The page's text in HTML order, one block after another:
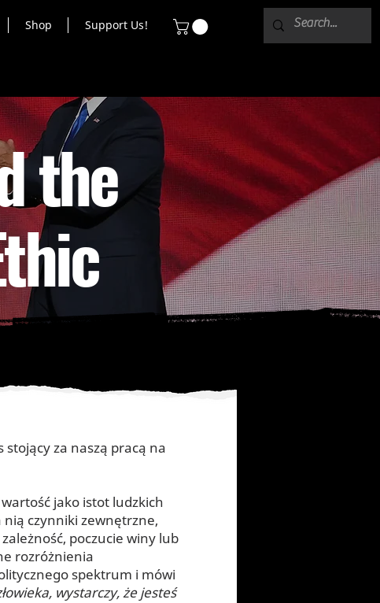
Shop Support Us!
the
za naszą pracą na
jako istot ludzkich
czynniki zewnętrzne,
poczucie winy lub
rozróżnienia
spektrum i mówi
wystarczy, że jesteś